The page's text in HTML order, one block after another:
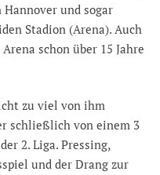
und sogar
Stadion (Arena). Auch
schon über 15 Jahre
zu viel von ihm
schließlich von einem 3
2. Liga. Pressing,
und der Drang zur